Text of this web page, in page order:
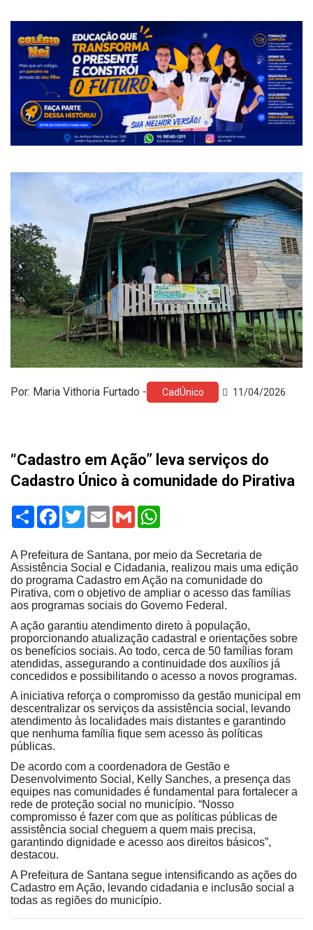
Por: Maria Vithoria Furtado - CadÚnico 11/04/2026
“Cadastro em Ação” leva serviços do
Cadastro Único à comunidade do Pirativa
Share Facebook
TwitterEmail Gmail
A Prefeitura de Santana, por meio da Secretaria de
Assistência Social e Cidadania, realizou mais uma edição
do programa Cadastro em Ação na comunidade do
Pirativa, com o objetivo de ampliar o acesso das famílias
aos programas sociais do Governo Federal.
A ação garantiu atendimento direto à população,
proporcionando atualização cadastral e orientações sobre
os benefícios sociais. Ao todo, cerca de 50 famílias foram
atendidas, assegurando a continuidade dos auxílios já
concedidos e possibilitando o acesso a novos programas.
A iniciativa reforça o compromisso da gestão municipal em
descentralizar os serviços da assistência social, levando
atendimento às localidades mais distantes e garantindo
que nenhuma família fique sem acesso às políticas
públicas.
De acordo com a coordenadora de Gestão e
Desenvolvimento Social, Kelly Sanches, a presença das
equipes nas comunidades é fundamental para fortalecer a
rede de proteção social no município. “Nosso
compromisso é fazer com que as políticas públicas de
assistência social cheguem a quem mais precisa,
garantindo dignidade e acesso aos direitos básicos”,
destacou.
A Prefeitura de Santana segue intensificando as ações do
Cadastro em Ação, levando cidadania e inclusão social a
todas as regiões do município.